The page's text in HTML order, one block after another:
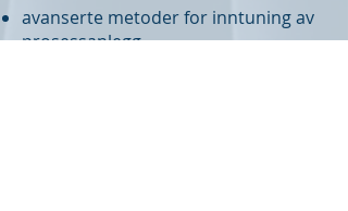
avanserte metoder for inntuning av
prosessanlegg